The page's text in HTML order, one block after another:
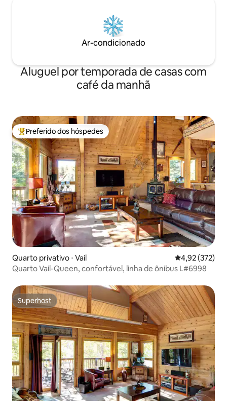
Ar-condicionado
Aluguel por temporada de casas com
café da manhã
Entre os melhores preferidos dos hóspedes
Preferido dos hóspedes
Quarto privativo ⋅ Vail 4,92 de uma
4,92 (372)
Quarto Vail-Queen, confortável, linha de ônibus L#6998
Superhost
Superhost